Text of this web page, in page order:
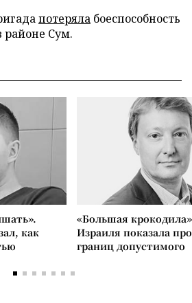
потеряла боеспособность
Сум.
как
«Большая
Израиля показала
границ допустимого